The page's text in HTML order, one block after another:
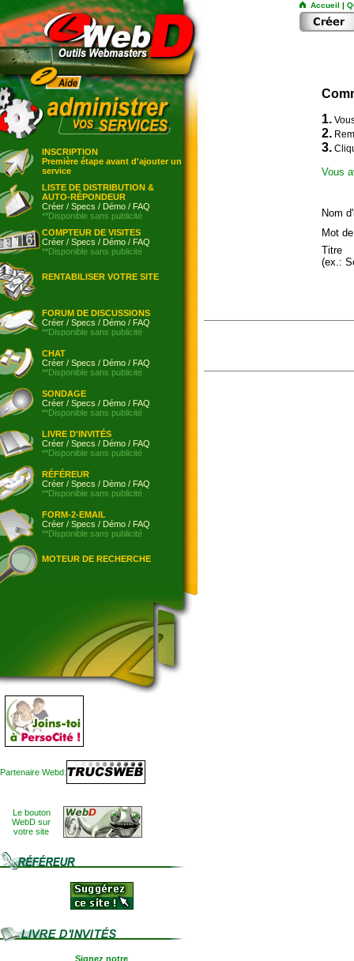
INSCRIPTION
Première étape avant d'ajouter un
service
LISTE DE DISTRIBUTION &
AUTO-RÉPONDEUR
Créer / Specs / Démo / FAQ
**Disponible sans publicité
COMPTEUR DE VISITES
Créer / Specs / Démo / FAQ
**Disponible sans publicité
RENTABILISER VOTRE SITE
FORUM DE DISCUSSIONS
Créer / Specs / Démo / FAQ
**Disponible sans publicité
CHAT
Créer / Specs / Démo / FAQ
**Disponible sans publicité
SONDAGE
Créer / Specs / Démo / FAQ
**Disponible sans publicité
LIVRE D'INVITÉS
Créer / Specs / Démo / FAQ
**Disponible sans publicité
RÉFÉREUR
Créer / Specs / Démo / FAQ
**Disponible sans publicité
FORM-2-EMAIL
Créer / Specs / Démo / FAQ
**Disponible sans publicité
MOTEUR DE RECHERCHE
Partenaire Webd:
Le bouton
WebD sur
votre site
Signez notre
Accueil |
1.
2.
3.
Vous
Nom
Mot
Titre
(ex.: